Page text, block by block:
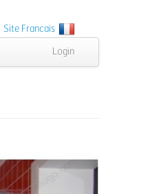
Site Francais
Login